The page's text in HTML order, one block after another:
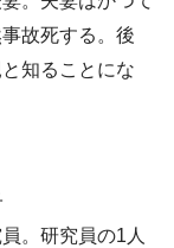
故死する。後
知ることにな
。研究員の1人